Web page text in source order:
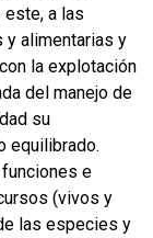
a las
alimentarias y
la explotación
del manejo de
su
equilibrado.
e
(vivos y
las especies y